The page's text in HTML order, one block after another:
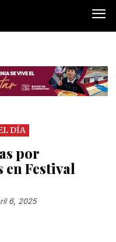
DÍA
por
Festival
6, 2025